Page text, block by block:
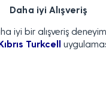
Daha iyi Alışveriş
iyi bir alışveriş
Turkcell